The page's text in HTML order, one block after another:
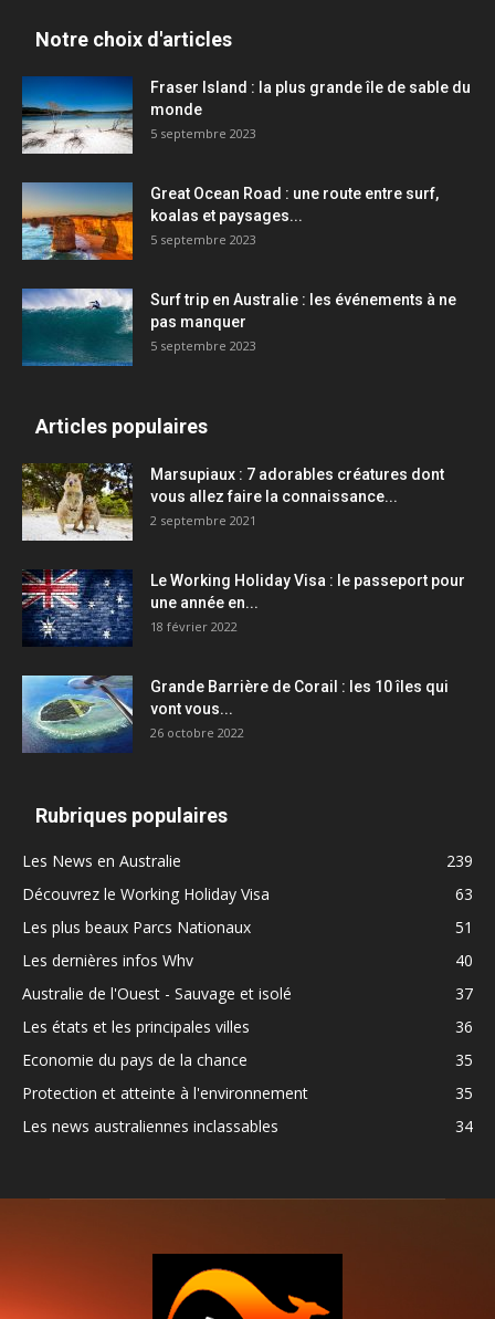
Notre choix d'articles
Fraser Island : la plus grande île de sable du
monde
5 septembre 2023
Great Ocean Road : une route entre surf,
koalas et paysages...
5 septembre 2023
Surf trip en Australie : les événements à ne
pas manquer
5 septembre 2023
Articles populaires
Marsupiaux : 7 adorables créatures dont
vous allez faire la connaissance...
2 septembre 2021
Le Working Holiday Visa : le passeport pour
une année en...
18 février 2022
Grande Barrière de Corail : les 10 îles qui
vont vous...
26 octobre 2022
Rubriques populaires
Les News en Australie
239
Découvrez le Working Holiday Visa
63
Les plus beaux Parcs Nationaux
51
Les dernières infos Whv
40
Australie de l'Ouest - Sauvage et isolé
37
Les états et les principales villes
36
Economie du pays de la chance
35
Protection et atteinte à l'environnement
35
Les news australiennes inclassables
34